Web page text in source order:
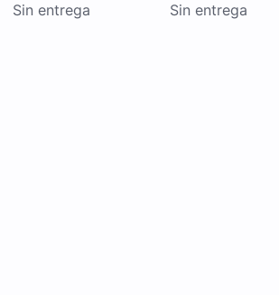
Sin entrega Sin entrega